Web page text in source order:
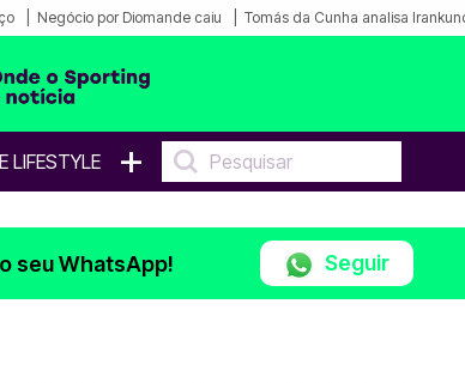
Negócio por Diomande caiu Tomás da Cunha analisa
LIFESTYLE +
seu WhatsApp! Seguir